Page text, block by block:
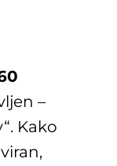
–
Kako